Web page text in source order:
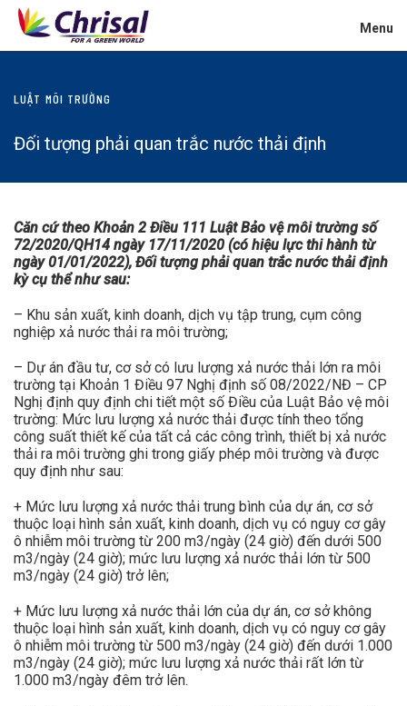
Menu
LUẬT MÔI TRƯỜNG
Đối tượng phải quan trắc nước thải định
Căn cứ theo Khoản 2 Điều 111 Luật Bảo vệ môi trường số
72/2020/QH14 ngày 17/11/2020 (có hiệu lực thi hành từ
ngày 01/01/2022), Đối tượng phải quan trắc nước thải định
kỳ cụ thể như sau:
– Khu sản xuất, kinh doanh, dịch vụ tập trung, cụm công
nghiệp xả nước thải ra môi trường;
– Dự án đầu tư, cơ sở có lưu lượng xả nước thải lớn ra môi
trường tại Khoản 1 Điều 97 Nghị định số 08/2022/NĐ – CP
Nghị định quy định chi tiết một số Điều của Luật Bảo vệ môi
trường: Mức lưu lượng xả nước thải được tính theo tổng
công suất thiết kế của tất cả các công trình, thiết bị xả nước
thải ra môi trường ghi trong giấy phép môi trường và được
quy định như sau:
+ Mức lưu lượng xả nước thải trung bình của dự án, cơ sở
thuộc loại hình sản xuất, kinh doanh, dịch vụ có nguy cơ gây
ô nhiễm môi trường từ 200 m3/ngày (24 giờ) đến dưới 500
m3/ngày (24 giờ); mức lưu lượng xả nước thải lớn từ 500
m3/ngày (24 giờ) trở lên;
+ Mức lưu lượng xả nước thải lớn của dự án, cơ sở không
thuộc loại hình sản xuất, kinh doanh, dịch vụ có nguy cơ gây
ô nhiễm môi trường từ 500 m3/ngày (24 giờ) đến dưới 1.000
m3/ngày (24 giờ); mức lưu lượng xả nước thải rất lớn từ
1.000 m3/ngày đêm trở lên.